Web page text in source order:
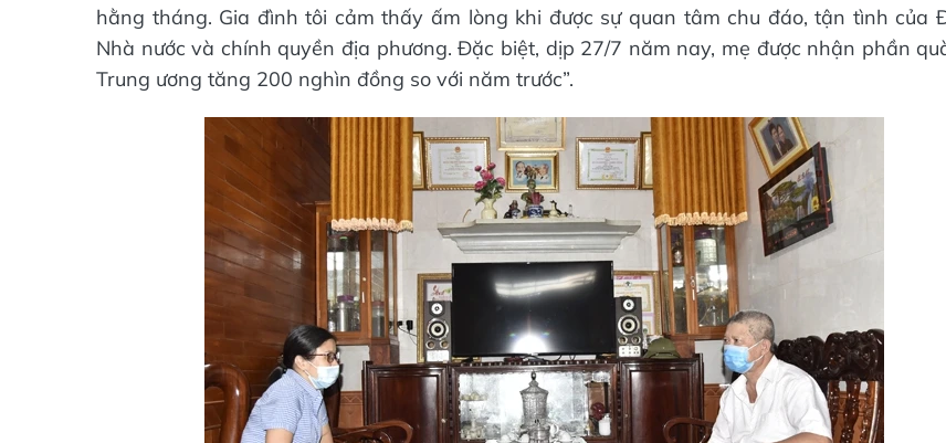
hằng tháng. Gia đình tôi cảm thấy ấm lòng khi được sự quan tâm chu đáo, tận tình của
Nhà nước và chính quyền địa phương. Đặc biệt, dịp 27/7 năm nay, mẹ được nhận phần
Trung ương tăng 200 nghìn đồng so với năm trước”.